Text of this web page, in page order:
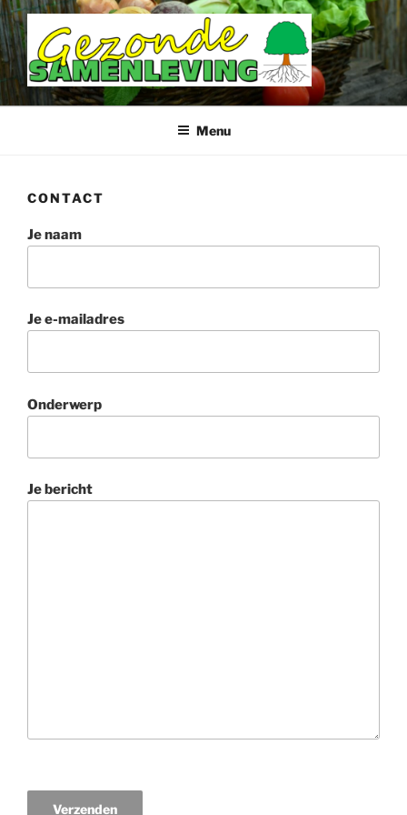
Ga
naar
de
inhoud
DOETINCHEM GEZONDE
SAMENLEVINGMenu
CONTACT
Je naam
Je e-mailadres
Onderwerp
Je bericht